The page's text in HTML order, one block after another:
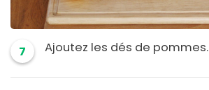
7 Ajoutez les dés de pommes.